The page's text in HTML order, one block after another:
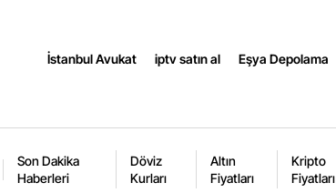
Gümüşhane
Isparta
İstanbul Avukat iptv satın al Eşya Depolama
Son Dakika
Haberleri
Döviz
Kurları
Altın
Fiyatları
Kripto
Fiyatları